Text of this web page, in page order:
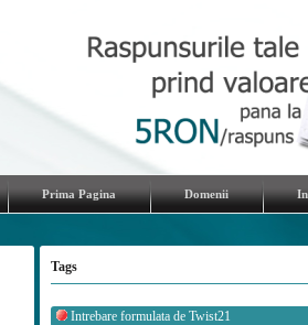
Prima Pagina Domenii
Tags
Intrebare formulata de Twist21